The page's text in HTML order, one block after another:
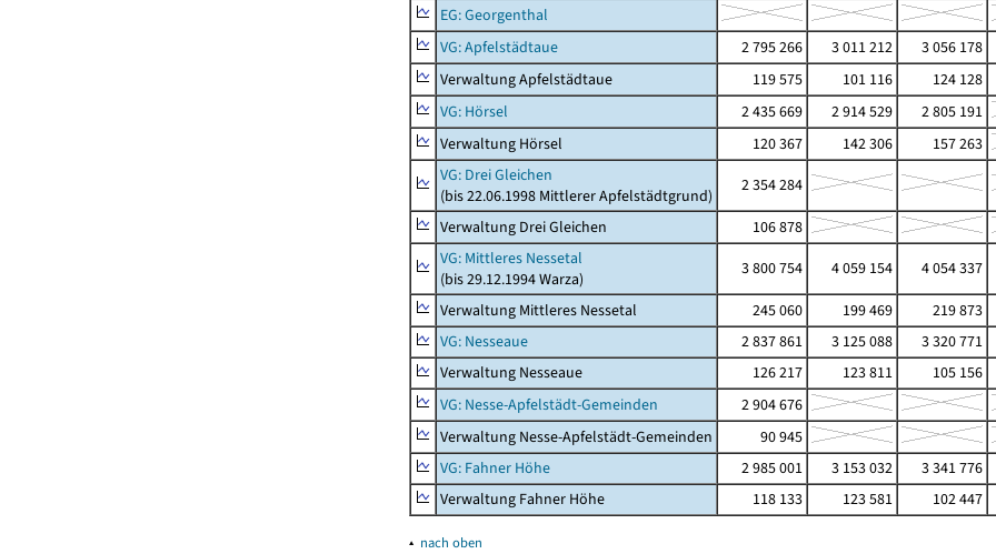
EG: Georgenthal
VG: Apfelstädtaue
2 795 266 3 011 212 3 056 178
Verwaltung Apfelstädtaue
119 575 101 116 124 128
VG: Hörsel
2 435 669 2 914 529
2 805 191
Verwaltung Hörsel
120 367 142 306
157 263
VG: Drei Gleichen
(bis 22.06.1998 Mittlerer Apfelstädtgrund)
2 354 284
Verwaltung Drei Gleichen
106 878
VG: Mittleres Nessetal
(bis 29.12.1994 Warza)
3 800 754 4 059 154 4 054 337
Verwaltung Mittleres Nessetal
245 060 199 469 219 873
VG: Nesseaue
2 837 861 3 125 088 3 320 771
Verwaltung Nesseaue
126 217 123 811 105 156
VG: Nesse-Apfelstädt-Gemeinden
2 904 676
Verwaltung Nesse-Apfelstädt-Gemeinden
90 945
VG: Fahner Höhe
2 985 001 3 153 032 3 341 776
Verwaltung Fahner Höhe
118 133 123 581 102 447
▴ nach oben